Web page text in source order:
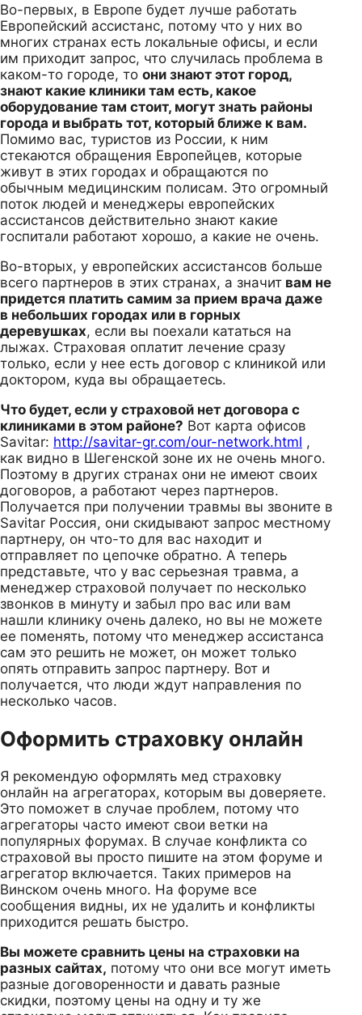
Во-первых, в Европе будет лучше работать
Европейский ассистанс, потому что у них во
многих странах есть локальные офисы, и если
им приходит запрос, что случилась проблема в
каком-то городе, то они знают этот город,
знают какие клиники там есть, какое
оборудование там стоит, могут знать районы
города и выбрать тот, который ближе к вам.
Помимо вас, туристов из России, к ним
стекаются обращения Европейцев, которые
живут в этих городах и обращаются по
обычным медицинским полисам. Это огромный
поток людей и менеджеры европейских
ассистансов действительно знают какие
госпитали работают хорошо, а какие не очень.
Во-вторых, у европейских ассистансов больше
всего партнеров в этих странах, а значит вам не
придется платить самим за прием врача даже
в небольших городах или в горных
деревушках, если вы поехали кататься на
лыжах. Страховая оплатит лечение сразу
только, если у нее есть договор с клиникой или
доктором, куда вы обращаетесь.
Что будет, если у страховой нет договора с
клиниками в этом районе? Вот карта офисов
Savitar: http://savitar-gr.com/our-network.html ,
как видно в Шегенской зоне их не очень много.
Поэтому в других странах они не имеют своих
договоров, а работают через партнеров.
Получается при получении травмы вы звоните в
Savitar Россия, они скидывают запрос местному
партнеру, он что-то для вас находит и
отправляет по цепочке обратно. А теперь
представьте, что у вас серьезная травма, а
менеджер страховой получает по несколько
звонков в минуту и забыл про вас или вам
нашли клинику очень далеко, но вы не можете
ее поменять, потому что менеджер ассистанса
сам это решить не может, он может только
опять отправить запрос партнеру. Вот и
получается, что люди ждут направления по
несколько часов.
Оформить страховку онлайн
Я рекомендую оформлять мед страховку
онлайн на агрегаторах, которым вы доверяете.
Это поможет в случае проблем, потому что
агрегаторы часто имеют свои ветки на
популярных форумах. В случае конфликта со
страховой вы просто пишите на этом форуме и
агрегатор включается. Таких примеров на
Винском очень много. На форуме все
сообщения видны, их не удалить и конфликты
приходится решать быстро.
Вы можете сравнить цены на страховки на
разных сайтах, потому что они все могут иметь
разные договоренности и давать разные
скидки, поэтому цены на одну и ту же